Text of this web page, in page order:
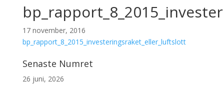
17 november, 2016
bp_rapport_8_2015_investeringsraket_eller_luftslott
Senaste Numret
26 juni, 2026